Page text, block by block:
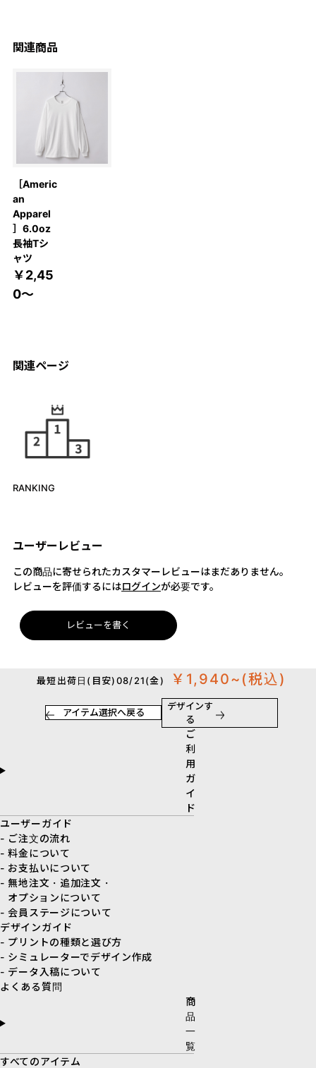
関連商品
［Americ
an
Apparel
］6.0oz
長袖Tシ
ャツ
￥2,45
0～
関連ページ
RANKING
ユーザーレビュー
この商品に寄せられたカスタマーレビューはまだありません。
レビューを評価するにはログインが必要です。
レビューを書く
最短出荷日(目安)08/21(金) ￥1,940~ (税込)
アイテム選択へ戻る
デザインす
る
ご
利
用
ガ
イ
ド
ユーザーガイド
- ご注文の流れ
- 料金について
- お支払いについて
- 無地注文・追加注文・
オプションについて
- 会員ステージについて
デザインガイド
- プリントの種類と選び方
- シミュレーターでデザイン作成
- データ入稿について
よくある質問
商
品
一
覧
すべてのアイテム